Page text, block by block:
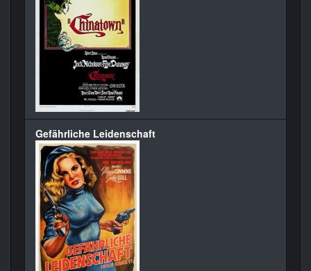
Gefährliche Leidenschaft